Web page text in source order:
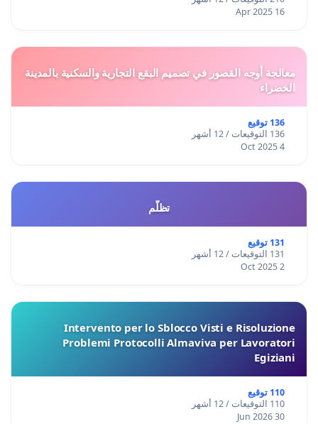
16 Apr 2025
معالجة أوجه القصور في تصميم البقع التجارية والسكنية بالمدينة
الخضراء
136 توقيع
136 التوقيعات / 12 أشهر
4 Oct 2025
تظلّم
131 توقيع
131 التوقيعات / 12 أشهر
2 Oct 2025
Intervento per lo Sblocco Visti e Risoluzione
Problemi Protocolli Almaviva per Lavoratori
Egiziani
110 توقيع
110 التوقيعات / 12 أشهر
30 Jun 2026